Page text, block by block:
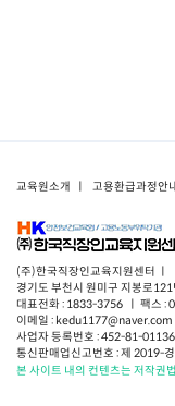
교육원소개 ㅣ 고용환급과정안
(주)한국직장인교육지원센터 ㅣ
경기도 부천시 원미구 지봉로
대표전화 : 1833-3756 ㅣ 팩스 :
이메일 : kedu1177@naver.com
사업자 등록번호 : 452-81-01136
통신판매업신고번호 : 제 2019-
본 사이트 내의 컨텐츠는 저작권